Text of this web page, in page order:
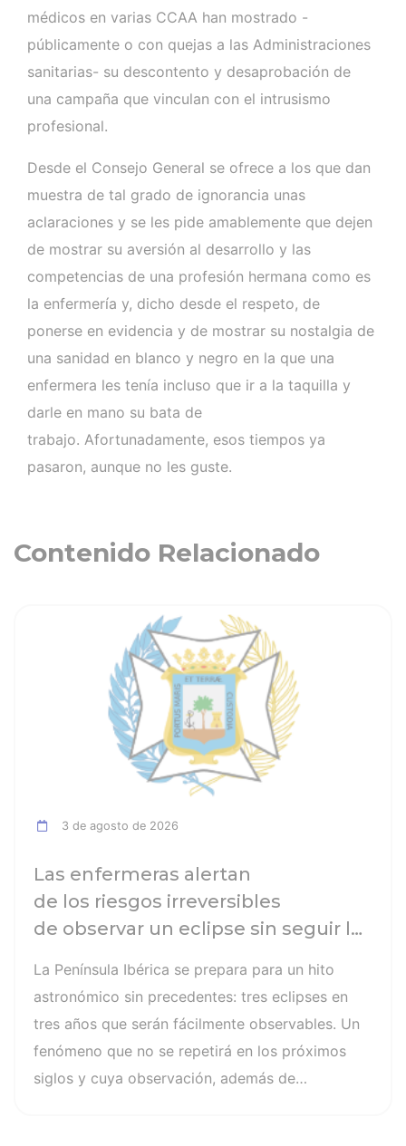
médicos en varias CCAA han mostrado -
públicamente o con quejas a las Administraciones
sanitarias- su descontento y desaprobación de
una campaña que vinculan con el intrusismo
profesional.
Desde el Consejo General se ofrece a los que dan
muestra de tal grado de ignorancia unas
aclaraciones y se les pide amablemente que dejen
de mostrar su aversión al desarrollo y las
competencias de una profesión hermana como es
la enfermería y, dicho desde el respeto, de
ponerse en evidencia y de mostrar su nostalgia de
una sanidad en blanco y negro en la que una
enfermera les tenía incluso que ir a la taquilla y
darle en mano su bata de
trabajo. Afortunadamente, esos tiempos ya
pasaron, aunque no les guste.
Contenido Relacionado
3 de agosto de 2026
Las enfermeras alertan
de los riesgos irreversibles
de observar un eclipse sin seguir las
solar es el mayor de los peligros
La Península Ibérica se prepara para un hito
astronómico sin precedentes: tres eclipses en
tres años que serán fácilmente observables. Un
fenómeno que no se repetirá en los próximos
siglos y cuya observación, además de